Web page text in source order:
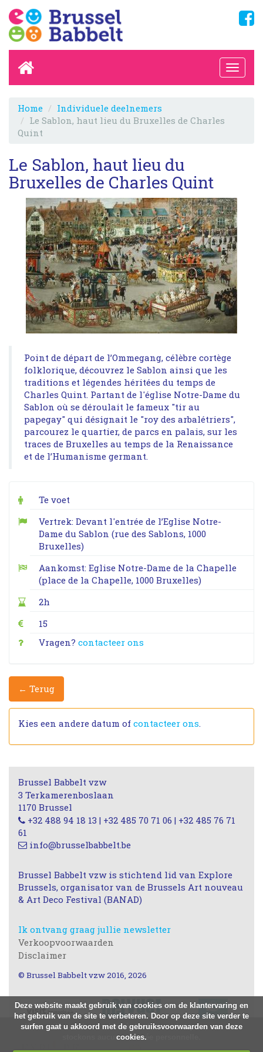
Home
Individuele deelnemers
Le Sablon, haut lieu du Bruxelles de Charles
Quint
Le Sablon, haut lieu du
Bruxelles de Charles Quint
Point de départ de l’Ommegang, célèbre cortège
folklorique, découvrez le Sablon ainsi que les
traditions et légendes héritées du temps de
Charles Quint. Partant de l'église Notre-Dame du
Sablon où se déroulait le fameux "tir au
papegay" qui désignait le "roy des arbalétriers",
parcourez le quartier, de parcs en palais, sur les
traces de Bruxelles au temps de la Renaissance
et de l’Humanisme germant.
Te voet
Vertrek: Devant l'entrée de l’Eglise Notre-
Dame du Sablon (rue des Sablons, 1000
Bruxelles)
Aankomst: Eglise Notre-Dame de la Chapelle
(place de la Chapelle, 1000 Bruxelles)
2h
15
Vragen? contacteer ons
← Terug
Kies een andere datum of contacteer ons
Brussel Babbelt vzw
3 Terkamerenboslaan
1170 Brussel
+32 488 94 18 13 | +32 485 70 71 06 | +32 485 76 71
61
info@brusselbabbelt.be
Brussel Babbelt vzw is stichtend lid van Explore
Brussels, organisator van de Brussels Art nouveau
& Art Deco Festival (BANAD)
Ik ontvang graag jullie newsletter
Verkoopvoorwaarden
Disclaimer
© Brussel Babbelt vzw 2016, 2026
Nous utilisons des cookies à des fins statistiques, nous ne
stockons aucune donnée personnelle.
Deze website maakt gebruik van cookies om de klantervaring en
het gebruik van de site te verbeteren. Door op deze site verder te
surfen gaat u akkoord met de gebruiksvoorwaarden van deze
cookies.